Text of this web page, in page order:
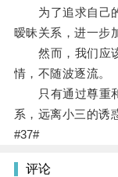
为了追求自己的
暧昧关系，进一步
然而，我们应该
情，不随波逐流。
只有通过尊重和
系，远离小三的诱
#37#
评论